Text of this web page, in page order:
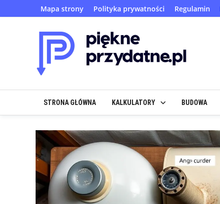
to
Mapa strony Polityka prywatności Regulamin
STRONA GŁÓWNA KALKULATORY BUDOWA